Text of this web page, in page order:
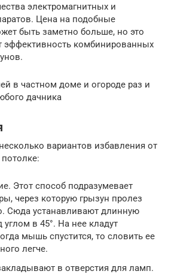
электромагнитных и
Цена на подобные
быть заметно больше, но это
эффективность комбинированных
в частном доме и огороде раз и
дачника
вариантов избавления от
Этот способ подразумевает
через которую грызун пролез
Сюда устанавливают длинную
в 45°. На нее кладут
мышь спустится, то словить ее
легче.
в отверстия для ламп.